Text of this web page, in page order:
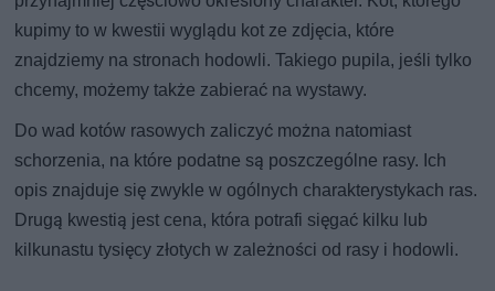
kupimy to w kwestii wyglądu kot ze zdjęcia, które
znajdziemy na stronach hodowli. Takiego pupila, jeśli tylko
chcemy, możemy także zabierać na wystawy.
Do wad kotów rasowych zaliczyć można natomiast
schorzenia, na które podatne są poszczególne rasy. Ich
opis znajduje się zwykle w ogólnych charakterystykach ras.
Drugą kwestią jest cena, która potrafi sięgać kilku lub
kilkunastu tysięcy złotych w zależności od rasy i hodowli.